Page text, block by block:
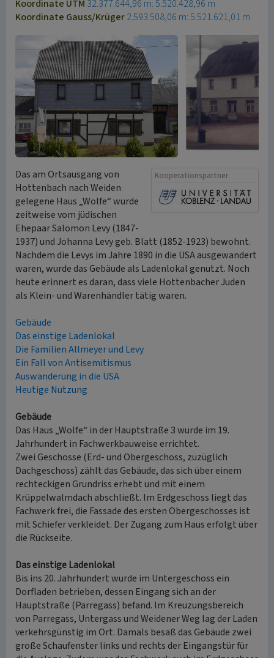
Koordinate UTM 32.377.644,96 m: 5.520.428,96 m
Koordinate Gauss/Krüger2.593.508,06 m: 5.521.621,01 m
Kooperationspartner
Das am Ortsausgang von
Hottenbach nach Weiden
gelegene Haus „Wolfe“ wurde
zeitweise vom jüdischen
Ehepaar Salomon Levy (1847-
1937) und Johanna Levy geb. Blatt (1852-1923) bewohnt.
Nachdem die Levys im Jahre 1890 in die USA ausgewandert
waren, wurde das Gebäude als Ladenlokal genutzt. Noch
heute erinnert es daran, dass viele Hottenbacher Juden
als Klein- und Warenhändler tätig waren.
Gebäude
Das einstige Ladenlokal
Die Familien Allmeyer und Levy
Ein Fall von Antisemitismus
Auswanderung in die USA
Heutige Nutzung
Gebäude
Das Haus „Wolfe“ in der Hauptstraße 3 wurde im 19.
Jahrhundert in Fachwerkbauweise errichtet.
Zwei Geschosse (Erd- und Obergeschoss, zuzüglich
Dachgeschoss) zählt das Gebäude, das sich über einem
rechteckigen Grundriss erhebt und mit einem
Krüppelwalmdach abschließt. Im Erdgeschoss liegt das
Fachwerk frei, die Fassade des ersten Obergeschosses ist
mit Schiefer verkleidet. Der Zugang zum Haus erfolgt über
die Rückseite.
Das einstige Ladenlokal
Bis ins 20. Jahrhundert wurde im Untergeschoss ein
Dorfladen betrieben, dessen Eingang sich an der
Hauptstraße (Parregass) befand. Im Kreuzungsbereich
von Parregass, Untergass und Weidener Weg lag der Laden
verkehrsgünstig im Ort. Damals besaß das Gebäude zwei
große Schaufenster links und rechts der Eingangstür für